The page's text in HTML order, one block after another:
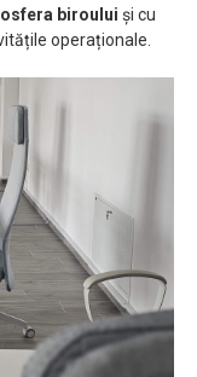
biroului și cu
operaționale.